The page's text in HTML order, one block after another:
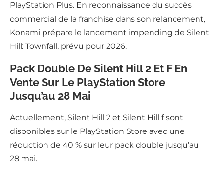
PlayStation Plus. En reconnaissance du succès
commercial de la franchise dans son relancement,
Konami prépare le lancement impending de Silent
Hill: Townfall, prévu pour 2026.
Pack Double De Silent Hill 2 Et F En
Vente Sur Le PlayStation Store
Jusqu’au 28 Mai
Actuellement, Silent Hill 2 et Silent Hill f sont
disponibles sur le PlayStation Store avec une
réduction de 40 % sur leur pack double jusqu’au
28 mai.